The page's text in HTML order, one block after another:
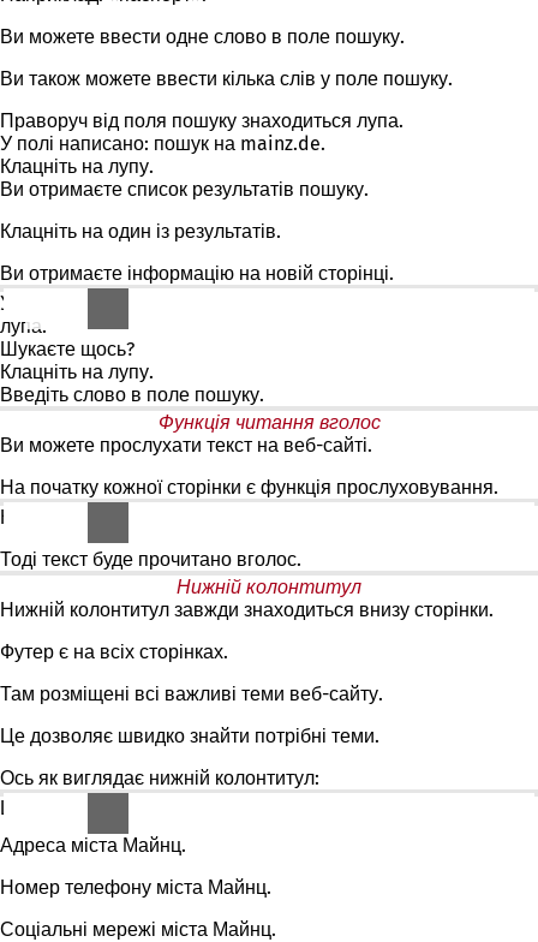
Ви можете ввести одне слово в поле пошуку.
Ви також можете ввести кілька слів у поле пошуку.
Праворуч від поля пошуку знаходиться лупа.
У полі написано: пошук на mainz.de.
Клацніть на лупу.
Ви отримаєте список результатів пошуку.
Клацніть на один із результатів.
Ви отримаєте інформацію на новій сторінці.
У правому верхньому куті кожної сторінки знаходиться
лупа.
Шукаєте щось?
Клацніть на лупу.
Введіть слово в поле пошуку.
Функція читання вголос
Ви можете прослухати текст на веб-сайті.
На початку кожної сторінки є функція прослуховування.
Натисніть на функцію «Прочитати вголос».
Тоді текст буде прочитано вголос.
Нижній колонтитул
Нижній колонтитул завжди знаходиться внизу сторінки.
Футер є на всіх сторінках.
Там розміщені всі важливі теми веб-сайту.
Це дозволяє швидко знайти потрібні теми.
Ось як виглядає нижній колонтитул:
Це знаходиться в нижньому колонтитулі:
Адреса міста Майнц.
Номер телефону міста Майнц.
Соціальні мережі міста Майнц.